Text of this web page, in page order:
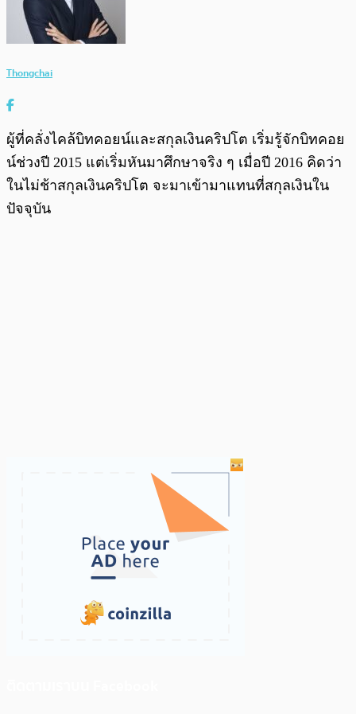
Thongchai
ผู้ที่คลั่งไคล้บิทคอยน์และสกุลเงินคริปโต เริ่มรู้จักบิทคอย
น์ช่วงปี 2015 แต่เริ่มหันมาศึกษาจริง ๆ เมื่อปี 2016 คิดว่า
ในไม่ช้าสกุลเงินคริปโต จะมาเข้ามาแทนที่สกุลเงินใน
ปัจจุบัน